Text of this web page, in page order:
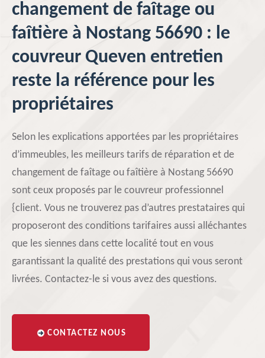
changement de faîtage ou
faîtière à Nostang 56690 : le
couvreur Queven entretien
reste la référence pour les
propriétaires
Selon les explications apportées par les propriétaires
d’immeubles, les meilleurs tarifs de réparation et de
changement de faîtage ou faîtière à Nostang 56690
sont ceux proposés par le couvreur professionnel
{client. Vous ne trouverez pas d’autres prestataires qui
proposeront des conditions tarifaires aussi alléchantes
que les siennes dans cette localité tout en vous
garantissant la qualité des prestations qui vous seront
livrées. Contactez-le si vous avez des questions.
CONTACTEZ NOUS